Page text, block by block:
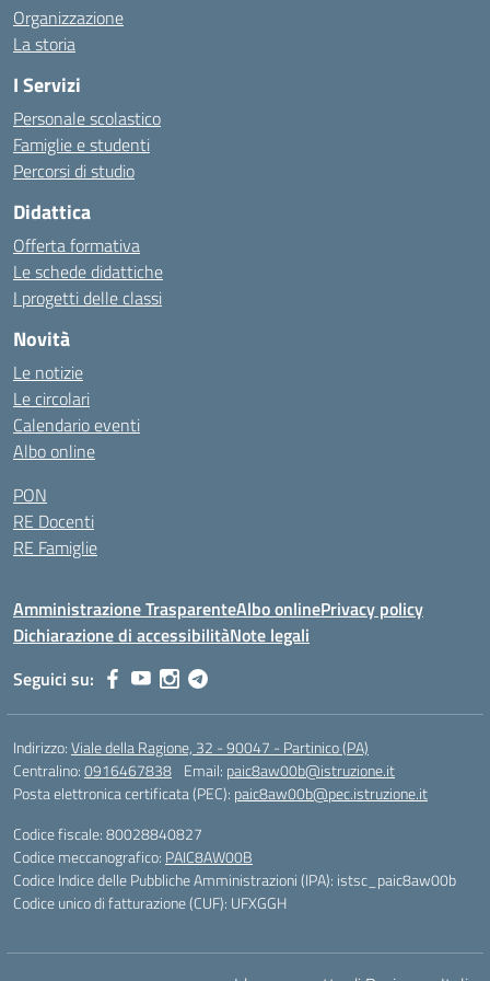
Organizzazione
La storia
I Servizi
Personale scolastico
Famiglie e studenti
Percorsi di studio
Didattica
Offerta formativa
Le schede didattiche
I progetti delle classi
Novità
Le notizie
Le circolari
Calendario eventi
Albo online
PON
RE Docenti
RE Famiglie
Amministrazione TrasparenteAlbo onlinePrivacy policy
Dichiarazione di accessibilitàNote legali
Seguici su:
Indirizzo:Viale della Ragione, 32 - 90047 - Partinico (PA)
Centralino:0916467838 Email: paic8aw00b@istruzione.it
Posta elettronica certificata (PEC): paic8aw00b@pec.istruzione.it
Codice fiscale: 80028840827
Codice meccanografico: PAIC8AW00B
Codice Indice delle Pubbliche Amministrazioni (IPA): istsc_paic8aw00b
Codice unico di fatturazione (CUF): UFXGGH